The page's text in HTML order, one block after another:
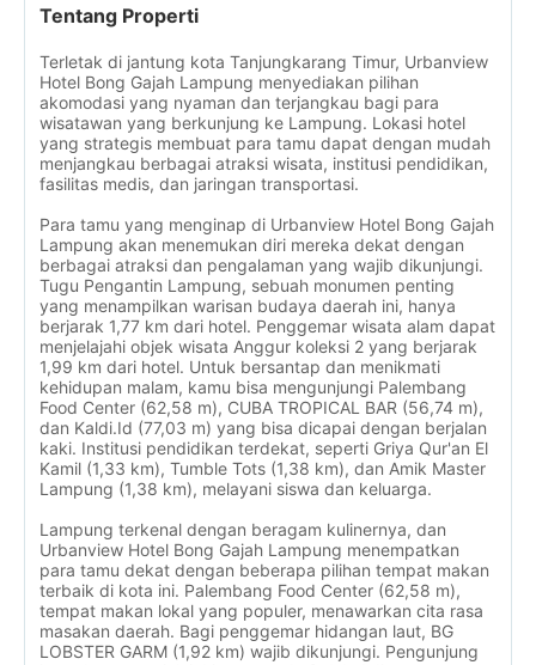
Tentang Properti
Terletak di jantung kota Tanjungkarang Timur, Urbanview
Hotel Bong Gajah Lampung menyediakan pilihan
akomodasi yang nyaman dan terjangkau bagi para
wisatawan yang berkunjung ke Lampung. Lokasi hotel
yang strategis membuat para tamu dapat dengan mudah
menjangkau berbagai atraksi wisata, institusi pendidikan,
fasilitas medis, dan jaringan transportasi.
Para tamu yang menginap di Urbanview Hotel Bong Gajah
Lampung akan menemukan diri mereka dekat dengan
berbagai atraksi dan pengalaman yang wajib dikunjungi.
Tugu Pengantin Lampung, sebuah monumen penting
yang menampilkan warisan budaya daerah ini, hanya
berjarak 1,77 km dari hotel. Penggemar wisata alam dapat
menjelajahi objek wisata Anggur koleksi 2 yang berjarak
1,99 km dari hotel. Untuk bersantap dan menikmati
kehidupan malam, kamu bisa mengunjungi Palembang
Food Center (62,58 m), CUBA TROPICAL BAR (56,74 m),
dan Kaldi.Id (77,03 m) yang bisa dicapai dengan berjalan
kaki. Institusi pendidikan terdekat, seperti Griya Qur'an El
Kamil (1,33 km), Tumble Tots (1,38 km), dan Amik Master
Lampung (1,38 km), melayani siswa dan keluarga.
Lampung terkenal dengan beragam kulinernya, dan
Urbanview Hotel Bong Gajah Lampung menempatkan
para tamu dekat dengan beberapa pilihan tempat makan
terbaik di kota ini. Palembang Food Center (62,58 m),
tempat makan lokal yang populer, menawarkan cita rasa
masakan daerah. Bagi penggemar hidangan laut, BG
LOBSTER GARM (1,92 km) wajib dikunjungi. Pengunjung